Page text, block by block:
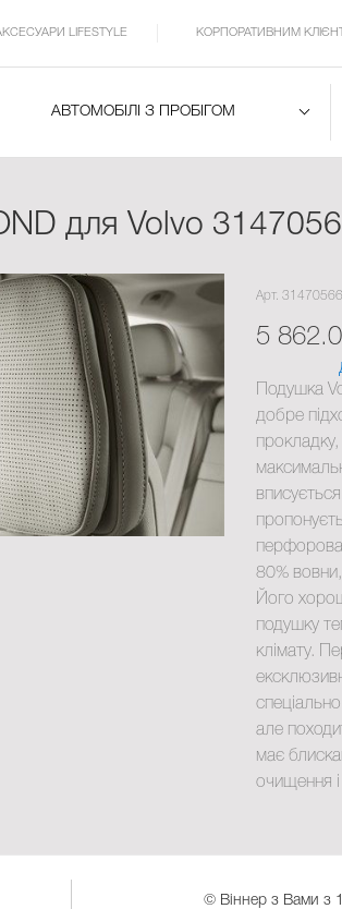
LIFESTYLE КОРПОРАТИВНИМ
АВТОМОБІЛІ З ПРОБІГОМ
для Volvo
Арт.
5
Подушка
добре
80%
Його
подушку
клімату.
але
має
очищення
© Віннер з Вами з